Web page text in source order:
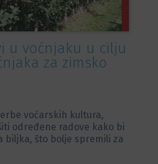
u voćnjaku u cilju
za zimsko
voćarskih kultura,
određene radove kako bi
biljka, što bolje spremili za